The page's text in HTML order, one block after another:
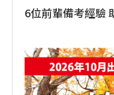
6位前輩備考經驗